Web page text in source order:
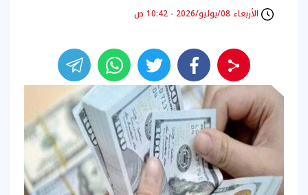
الأربعاء 08/يوليو/2026 - 10:42 ص